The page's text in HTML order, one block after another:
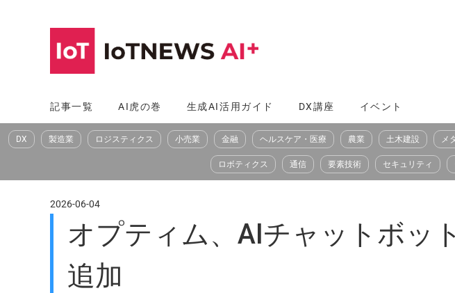
へ
ス
記事一覧 AI虎の巻 生成AI活用ガイド DX講座 イベント
DX 製造業 ロジスティクス 小売業 金融 ヘルスケア・医療 農業 土木建設 メ
ロボティクス 通信 要素技術 セキュリティ
2026-06-04
オプティム、AIチャットボッ
追加